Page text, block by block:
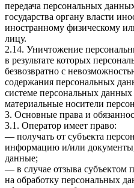
передача персональных
государства органу власти
иностранному физическому
лицу.
2.14. Уничтожение
в результате которых
безвозвратно с
содержания персональных
системе персональных
материальные носители
3. Основные права и
3.1. Оператор имеет право:
— получать от субъекта
информацию и/или
данные;
— в случае отзыва субъектом
на обработку персональных